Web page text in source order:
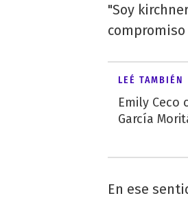
"Soy
LEÉ TAMBIÉN
Emily
García
En ese